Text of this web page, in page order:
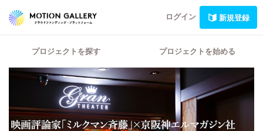
ログイン 新規登録
プロジェクトを探す プロジェクトを始める